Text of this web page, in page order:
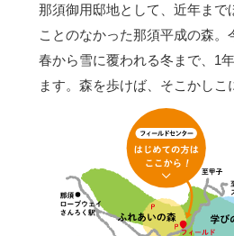
那須御用邸地として、近年まで
ことのなかった那須平成の森。
春から雪に覆われる冬まで、1
ます。森を歩けば、そこかしこ